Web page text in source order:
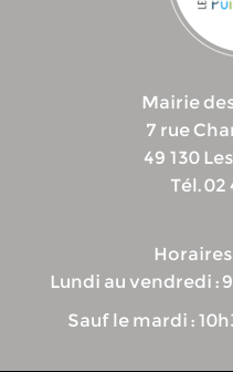
Mairie
7 rue
49 130
Tél. 02
Lundi au vendredi :
Sauf le mardi :